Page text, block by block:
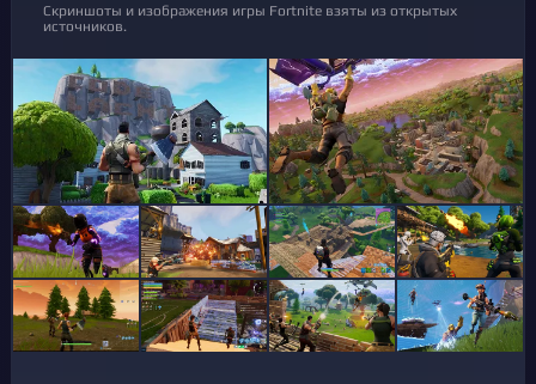
Скриншоты и изображения игры Fortnite взяты из открытых
источников.